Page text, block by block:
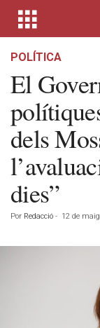
POLÍTICA
El
dels
dies”
Por Redacció - 12 de